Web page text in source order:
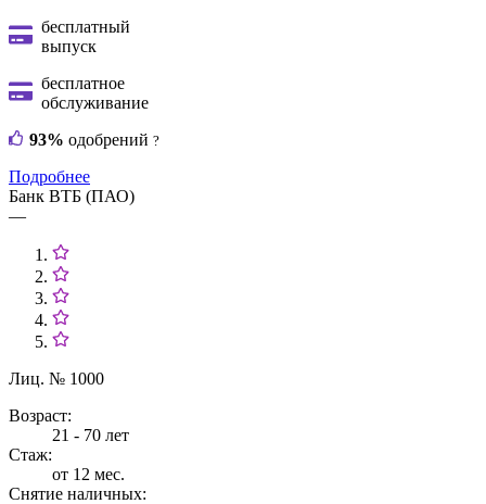
бесплатный
выпуск
бесплатное
обслуживание
93% одобрений ?
Подробнее
Банк ВТБ (ПАО)
—
Лиц. № 1000
Возраст:
21 - 70 лет
Стаж:
от 12 мес.
Снятие наличных: